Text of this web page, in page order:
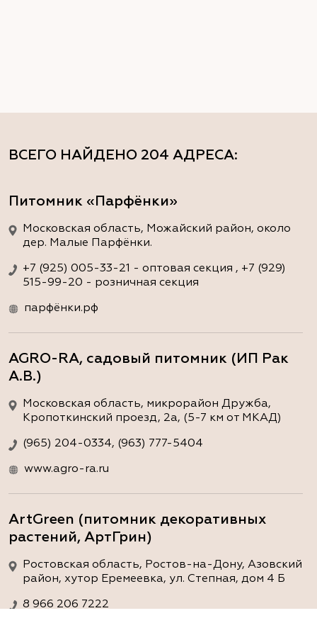
ВСЕГО НАЙДЕНО 204 АДРЕСА:
Питомник «Парфёнки»
Московская область, Можайский район, около
дер. Малые Парфёнки.
+7 (925) 005-33-21 - оптовая секция , +7 (929)
515-99-20 - розничная секция
парфёнки.рф
AGRO-RA, садовый питомник (ИП Рак
А.В.)
Московская область, микрорайон Дружба,
Кропоткинский проезд, 2а, (5-7 км от МКАД)
(965) 204-0334, (963) 777-5404
www.agro-ra.ru
ArtGreen (питомник декоративных
растений, АртГрин)
Ростовская область, Ростов-на-Дону, Азовский
район, хутор Еремеевка, ул. Степная, дом 4 Б
8 966 206 7222